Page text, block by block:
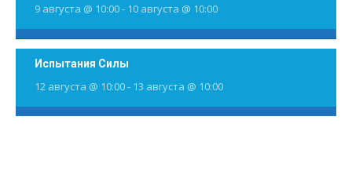
9 августа @ 10:00- 10 августа @ 10:00
Испытания Силы
12 августа @ 10:00- 13 августа @ 10:00